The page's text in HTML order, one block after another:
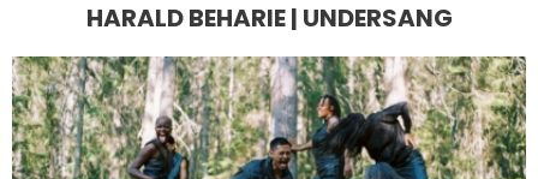
HARALD BEHARIE | UNDERSANG